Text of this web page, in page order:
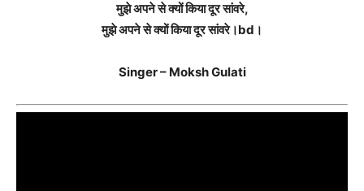
मुझे अपने से क्यों किया दूर सांवरे,
मुझे अपने से क्यों किया दूर सांवरे।bd।
Singer – Moksh Gulati